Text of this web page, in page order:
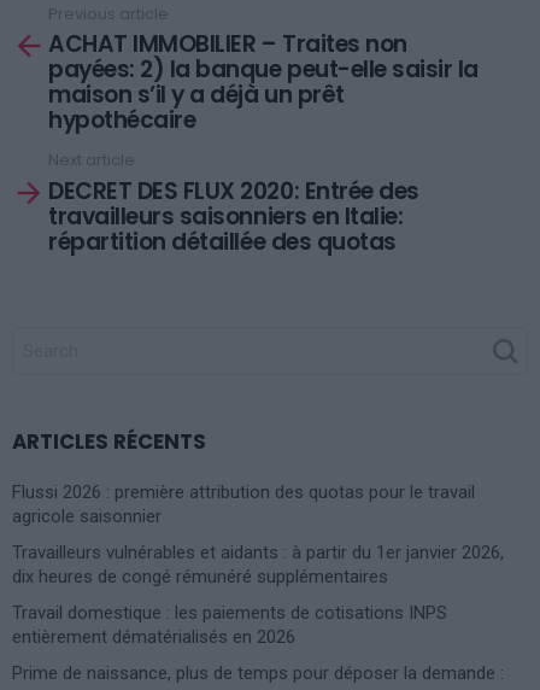
more
Previous article
ACHAT IMMOBILIER – Traites non
payées: 2) la banque peut-elle saisir la
maison s’il y a déjà un prêt
hypothécaire
Next article
DECRET DES FLUX 2020: Entrée des
travailleurs saisonniers en Italie:
répartition détaillée des quotas
ARTICLES RÉCENTS
Flussi 2026 : première attribution des quotas pour le travail
agricole saisonnier
Travailleurs vulnérables et aidants : à partir du 1er janvier 2026,
dix heures de congé rémunéré supplémentaires
Travail domestique : les paiements de cotisations INPS
entièrement dématérialisés en 2026
Prime de naissance, plus de temps pour déposer la demande :